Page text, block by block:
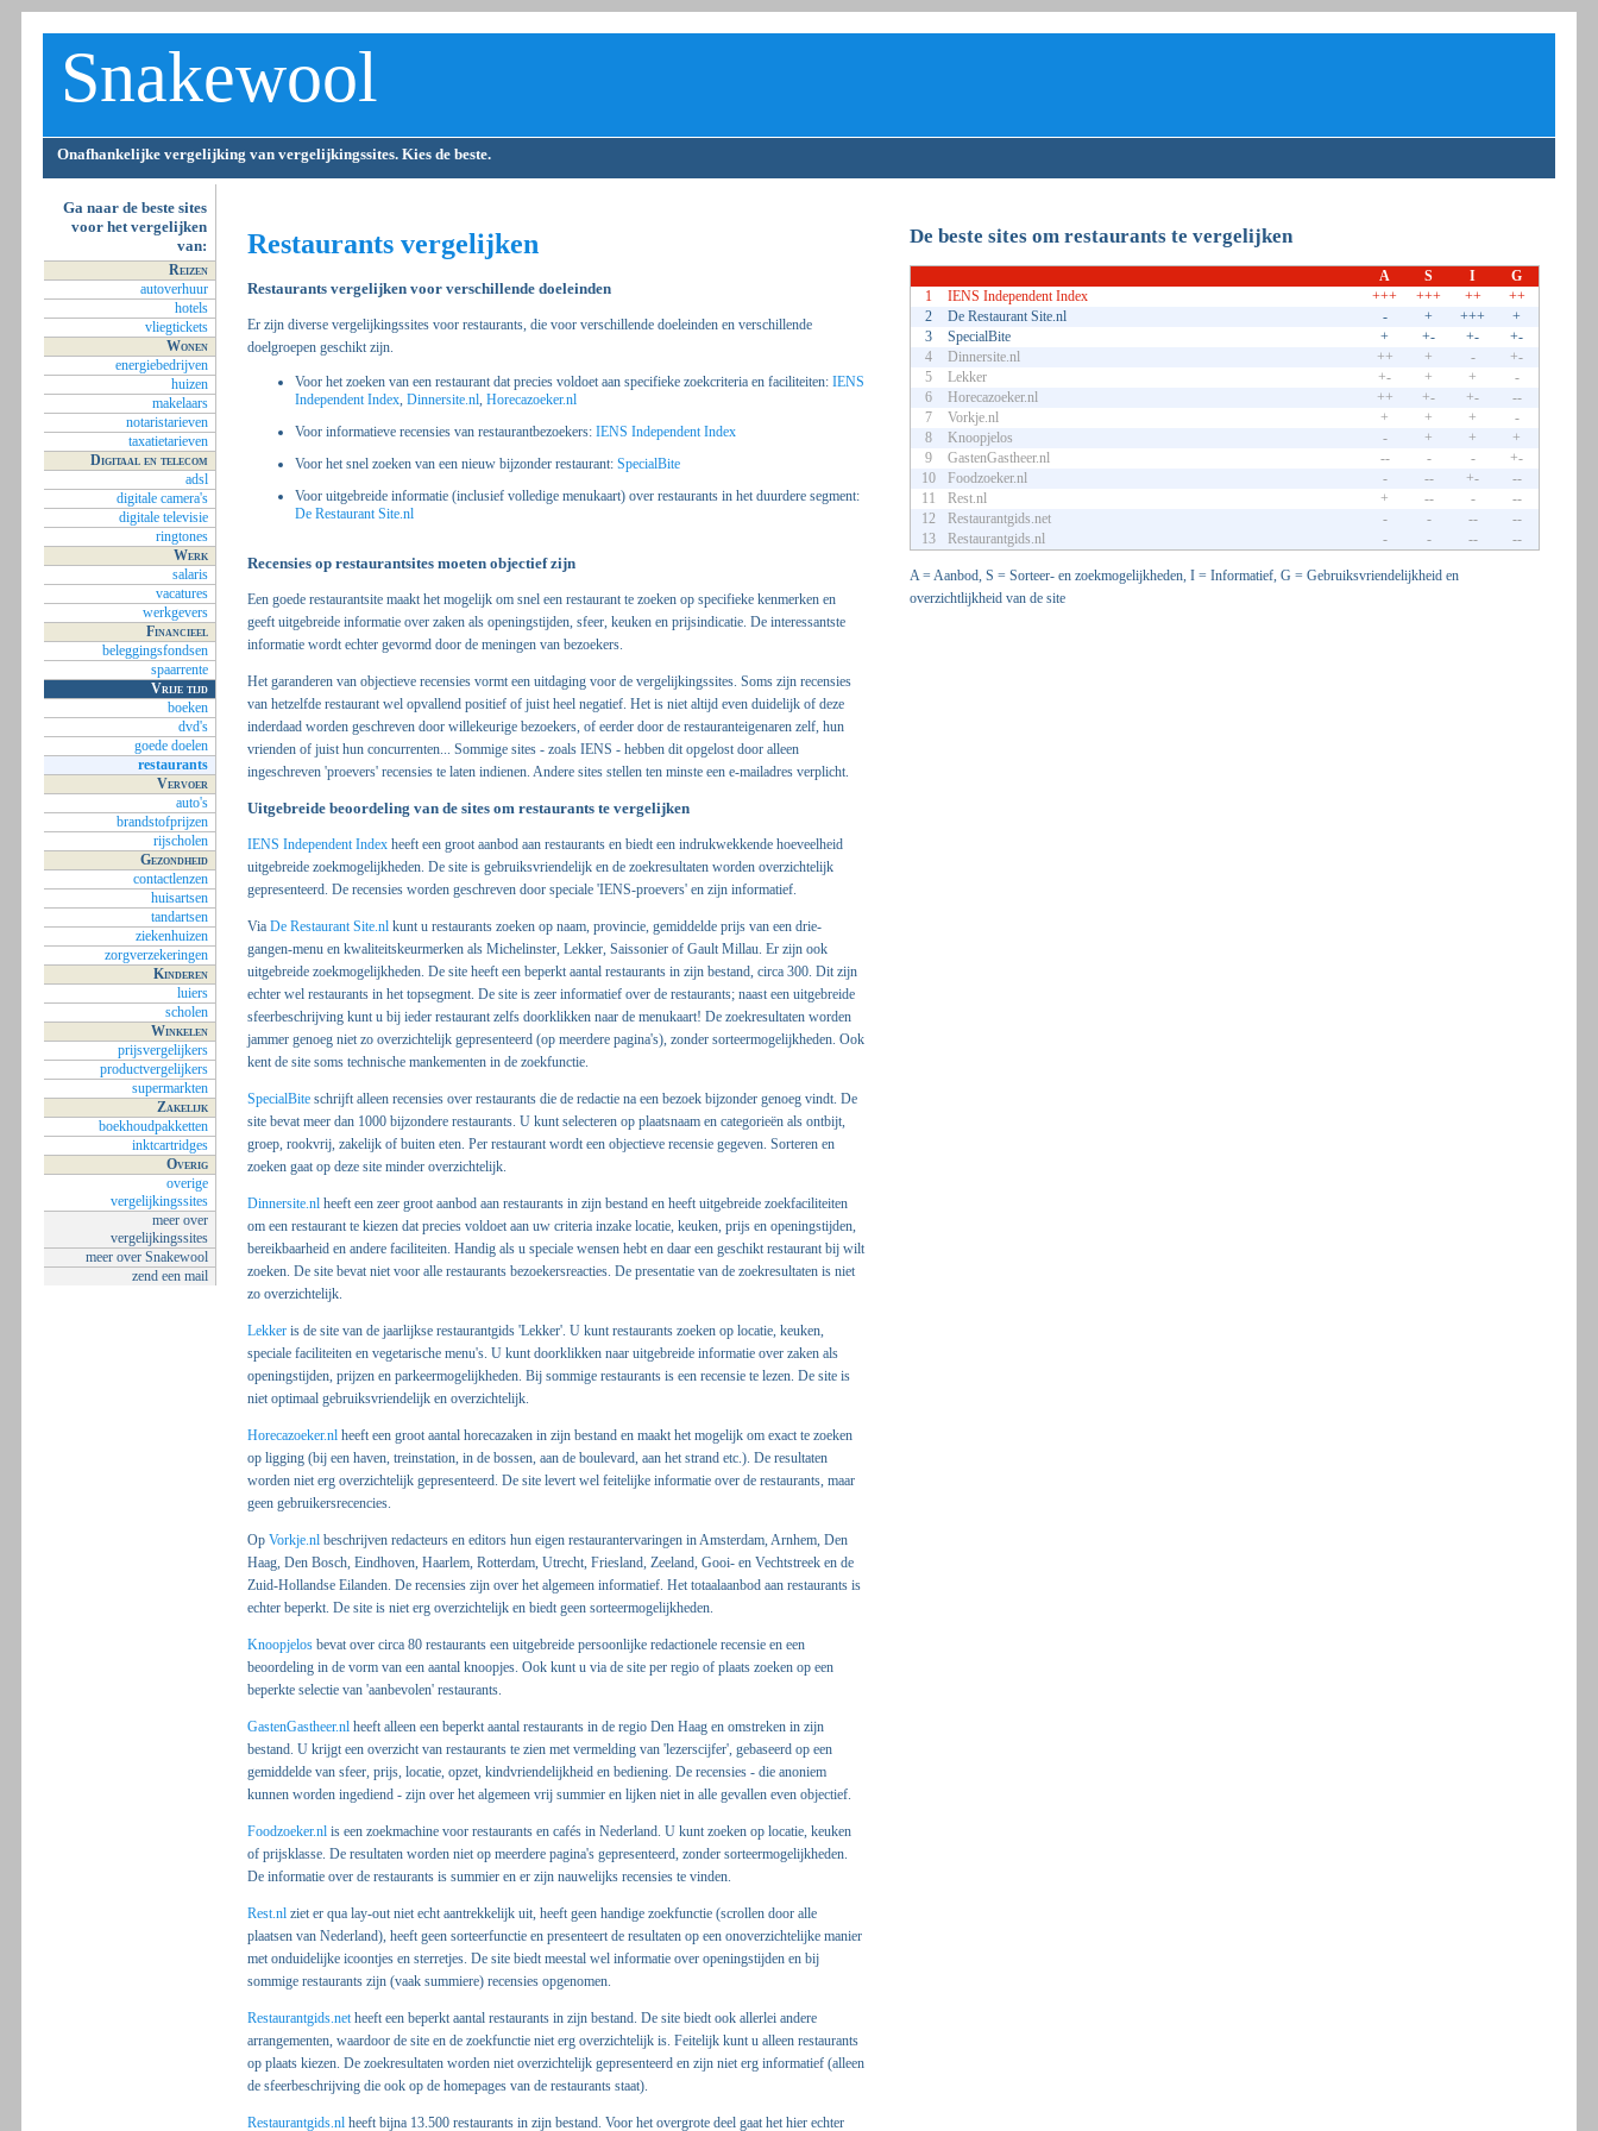
Snakewool
Onafhankelijke vergelijking van vergelijkingssites. Kies de beste.
Restaurants vergelijken
Restaurants vergelijken voor verschillende doeleinden
Er zijn diverse vergelijkingssites voor restaurants, die voor verschillende doeleinden en verschillende
doelgroepen geschikt zijn.
Voor het zoeken van een restaurant dat precies voldoet aan specifieke zoekcriteria en faciliteiten: IENS
Independent Index, Dinnersite.nl, Horecazoeker.nl
Voor informatieve recensies van restaurantbezoekers: IENS Independent Index
Voor het snel zoeken van een nieuw bijzonder restaurant: SpecialBite
Voor uitgebreide informatie (inclusief volledige menukaart) over restaurants in het duurdere segment:
De Restaurant Site.nl
Recensies op restaurantsites moeten objectief zijn
Een goede restaurantsite maakt het mogelijk om snel een restaurant te zoeken op specifieke kenmerken en
geeft uitgebreide informatie over zaken als openingstijden, sfeer, keuken en prijsindicatie. De interessantste
informatie wordt echter gevormd door de meningen van bezoekers.
Het garanderen van objectieve recensies vormt een uitdaging voor de vergelijkingssites. Soms zijn recensies
van hetzelfde restaurant wel opvallend positief of juist heel negatief. Het is niet altijd even duidelijk of deze
inderdaad worden geschreven door willekeurige bezoekers, of eerder door de restauranteigenaren zelf, hun
vrienden of juist hun concurrenten... Sommige sites - zoals IENS - hebben dit opgelost door alleen
ingeschreven 'proevers' recensies te laten indienen. Andere sites stellen ten minste een e-mailadres verplicht.
Uitgebreide beoordeling van de sites om restaurants te vergelijken
IENS Independent Index heeft een groot aanbod aan restaurants en biedt een indrukwekkende hoeveelheid
uitgebreide zoekmogelijkheden. De site is gebruiksvriendelijk en de zoekresultaten worden overzichtelijk
gepresenteerd. De recensies worden geschreven door speciale 'IENS-proevers' en zijn informatief.
Via De Restaurant Site.nl kunt u restaurants zoeken op naam, provincie, gemiddelde prijs van een drie-
gangen-menu en kwaliteitskeurmerken als Michelinster, Lekker, Saissonier of Gault Millau. Er zijn ook
uitgebreide zoekmogelijkheden. De site heeft een beperkt aantal restaurants in zijn bestand, circa 300. Dit zijn
echter wel restaurants in het topsegment. De site is zeer informatief over de restaurants; naast een uitgebreide
sfeerbeschrijving kunt u bij ieder restaurant zelfs doorklikken naar de menukaart! De zoekresultaten worden
jammer genoeg niet zo overzichtelijk gepresenteerd (op meerdere pagina's), zonder sorteermogelijkheden. Ook
kent de site soms technische mankementen in de zoekfunctie.
SpecialBite schrijft alleen recensies over restaurants die de redactie na een bezoek bijzonder genoeg vindt. De
site bevat meer dan 1000 bijzondere restaurants. U kunt selecteren op plaatsnaam en categorieën als ontbijt,
groep, rookvrij, zakelijk of buiten eten. Per restaurant wordt een objectieve recensie gegeven. Sorteren en
zoeken gaat op deze site minder overzichtelijk.
Dinnersite.nl heeft een zeer groot aanbod aan restaurants in zijn bestand en heeft uitgebreide zoekfaciliteiten
om een restaurant te kiezen dat precies voldoet aan uw criteria inzake locatie, keuken, prijs en openingstijden,
bereikbaarheid en andere faciliteiten. Handig als u speciale wensen hebt en daar een geschikt restaurant bij wilt
zoeken. De site bevat niet voor alle restaurants bezoekersreacties. De presentatie van de zoekresultaten is niet
zo overzichtelijk.
Lekker is de site van de jaarlijkse restaurantgids 'Lekker'. U kunt restaurants zoeken op locatie, keuken,
speciale faciliteiten en vegetarische menu's. U kunt doorklikken naar uitgebreide informatie over zaken als
openingstijden, prijzen en parkeermogelijkheden. Bij sommige restaurants is een recensie te lezen. De site is
niet optimaal gebruiksvriendelijk en overzichtelijk.
Horecazoeker.nl heeft een groot aantal horecazaken in zijn bestand en maakt het mogelijk om exact te zoeken
op ligging (bij een haven, treinstation, in de bossen, aan de boulevard, aan het strand etc.). De resultaten
worden niet erg overzichtelijk gepresenteerd. De site levert wel feitelijke informatie over de restaurants, maar
geen gebruikersrecencies.
Op Vorkje.nl beschrijven redacteurs en editors hun eigen restaurantervaringen in Amsterdam, Arnhem, Den
Haag, Den Bosch, Eindhoven, Haarlem, Rotterdam, Utrecht, Friesland, Zeeland, Gooi- en Vechtstreek en de
Zuid-Hollandse Eilanden. De recensies zijn over het algemeen informatief. Het totaalaanbod aan restaurants is
echter beperkt. De site is niet erg overzichtelijk en biedt geen sorteermogelijkheden.
Knoopjelos bevat over circa 80 restaurants een uitgebreide persoonlijke redactionele recensie en een
beoordeling in de vorm van een aantal knoopjes. Ook kunt u via de site per regio of plaats zoeken op een
beperkte selectie van 'aanbevolen' restaurants.
GastenGastheer.nl heeft alleen een beperkt aantal restaurants in de regio Den Haag en omstreken in zijn
bestand. U krijgt een overzicht van restaurants te zien met vermelding van 'lezerscijfer', gebaseerd op een
gemiddelde van sfeer, prijs, locatie, opzet, kindvriendelijkheid en bediening. De recensies - die anoniem
kunnen worden ingediend - zijn over het algemeen vrij summier en lijken niet in alle gevallen even objectief.
Foodzoeker.nl is een zoekmachine voor restaurants en cafés in Nederland. U kunt zoeken op locatie, keuken
of prijsklasse. De resultaten worden niet op meerdere pagina's gepresenteerd, zonder sorteermogelijkheden.
De informatie over de restaurants is summier en er zijn nauwelijks recensies te vinden.
Rest.nl ziet er qua lay-out niet echt aantrekkelijk uit, heeft geen handige zoekfunctie (scrollen door alle
plaatsen van Nederland), heeft geen sorteerfunctie en presenteert de resultaten op een onoverzichtelijke manier
met onduidelijke icoontjes en sterretjes. De site biedt meestal wel informatie over openingstijden en bij
sommige restaurants zijn (vaak summiere) recensies opgenomen.
Restaurantgids.netheeft een beperkt aantal restaurants in zijn bestand. De site biedt ook allerlei andere
arrangementen, waardoor de site en de zoekfunctie niet erg overzichtelijk is. Feitelijk kunt u alleen restaurants
op plaats kiezen. De zoekresultaten worden niet overzichtelijk gepresenteerd en zijn niet erg informatief (alleen
de sfeerbeschrijving die ook op de homepages van de restaurants staat).
Restaurantgids.nl heeft bijna 13.500 restaurants in zijn bestand. Voor het overgrote deel gaat het hier echter
De beste sites om restaurants te vergelijken
A S I
G
1
IENS Independent Index +++ +++ ++
++
2
De Restaurant Site.nl - + +++
+
3
SpecialBite + +- +-
+-
4
Dinnersite.nl ++ + -
+-
5
Lekker +- + +
-
6
Horecazoeker.nl ++ +- +-
--
7
Vorkje.nl + + +
-
8
Knoopjelos - + +
+
9
GastenGastheer.nl -- - -
+-
10
Foodzoeker.nl - -- +-
--
11
Rest.nl + -- -
--
12
Restaurantgids.net - - --
--
13
Restaurantgids.nl - - -- --
A = Aanbod, S = Sorteer- en zoekmogelijkheden, I = Informatief, G = Gebruiksvriendelijkheid en
overzichtlijkheid van de site
Ga naar de beste sites
voor het vergelijken
van:
Reizen
autoverhuur
hotels
vliegtickets
Wonen
energiebedrijven
huizen
makelaars
notaristarieven
taxatietarieven
Digitaal en telecom
adsl
digitale camera's
digitale televisie
ringtones
Werk
salaris
vacatures
werkgevers
Financieel
beleggingsfondsen
spaarrente
Vrije tijd
boeken
dvd's
goede doelen
restaurants
Vervoer
auto's
brandstofprijzen
rijscholen
Gezondheid
contactlenzen
huisartsen
tandartsen
ziekenhuizen
zorgverzekeringen
Kinderen
luiers
scholen
Winkelen
prijsvergelijkers
productvergelijkers
supermarkten
Zakelijk
boekhoudpakketten
inktcartridges
Overig
overige
vergelijkingssites
meer over
vergelijkingssites
meer over Snakewool
zend een mail